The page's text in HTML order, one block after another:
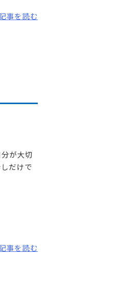
事を読む
が大切
だけで
事を読む